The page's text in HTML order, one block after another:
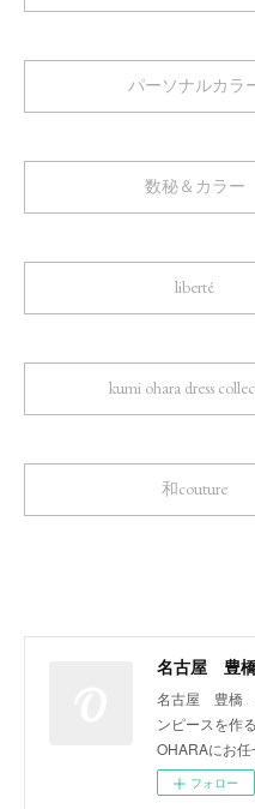
パーソナルカラ
数秘＆カラー
liberté
kumi ohara dress
和couture
名古屋 豊橋
ンピースを作
OHARAにお任
フォロー